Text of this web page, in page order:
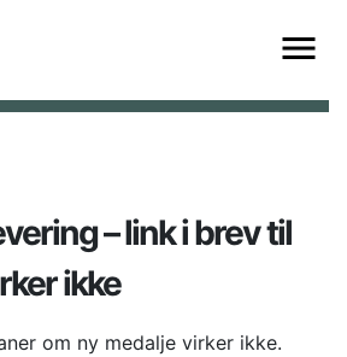
– link i brev til
ikke
om ny medalje virker ikke.